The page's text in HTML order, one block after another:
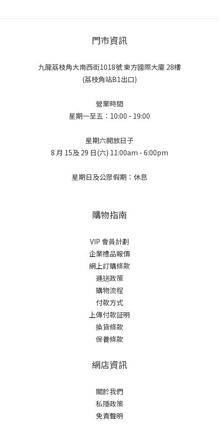
門市資訊
九龍荔枝角大南西街1018號 東方國際大廈 28樓
(荔枝角站B1出口)
營業時間
星期一至五：10:00 - 19:00
星期六開放日子
8 月 15及 29 日(六) 11:00am - 6:00pm
星期日及公眾假期：休息
購物指南
VIP 會員計劃
企業禮品報價
網上訂購條款
運送政策
購物流程
付款方式
上傳付款証明
換貨條款
保養條款
網店資訊
關於我們
私隱政策
免責聲明